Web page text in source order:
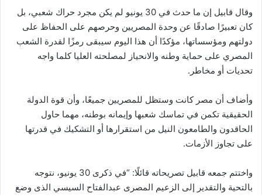
وقال قابيل إن ما حدث في 30 يونيو لم يكن مجرد حراك شعبي، بل
كان تعبيرًا صادقًا عن وحدة المصريين وحرصهم على الحفاظ على
دولتهم ومؤسساتها، مؤكدًا أن هذا اليوم سيبقى رمزًا لقدرة الشعب
المصري على حماية وطنه والانحياز لمصلحته العليا كلما واجه
تحديات أو مخاطر.
وأضاف أن مصر كانت وستظل للمصريين جميعًا، وأن قوة الدولة
الحقيقية تكمن في تماسك شعبها وإيمانه بوطنه، مهما حاول
الحاقدون والطامعون النيل من استقرارها أو التشكيك في قدرتها
على تجاوز الأزمات.
واختتم جمعه قابيل تصريحاته قائلًا: “في ذكرى 30 يونيو، نتوجه
بالتحية والتقدير إلى الزعيم المصرى عبدالفتاح السيسي الذى وضع